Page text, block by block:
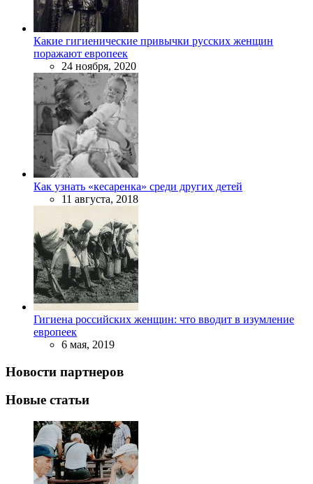
Какие гигиенические привычки русских женщин
поражают европеек
24 ноября, 2020
Как узнать «кесаренка» среди других детей
11 августа, 2018
Гигиена российских женщин: что вводит в изумление
европеек
6 мая, 2019
Новости партнеров
Новые статьи